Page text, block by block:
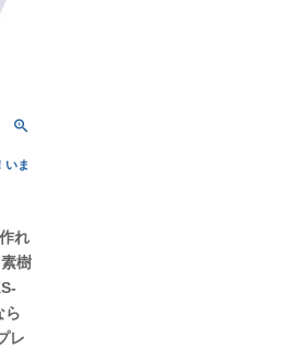
いま
れ
樹
ら
レ